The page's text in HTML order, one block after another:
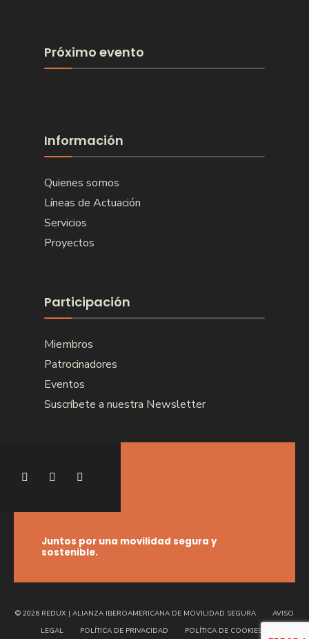
Próximo evento
Información
Quienes somos
Líneas de Actuación
Servicios
Proyectos
Participación
Miembros
Patrocinadores
Eventos
Suscríbete a nuestra Newsletter
Juntos por una movilidad segura y
sostenible.
© 2026 REDUX | ALIANZA IBEROAMERICANA DE MOVILIDAD SEGURA
AVISO
LEGAL
POLÍTICA DE PRIVACIDAD POLÍTICA DE COOKIES